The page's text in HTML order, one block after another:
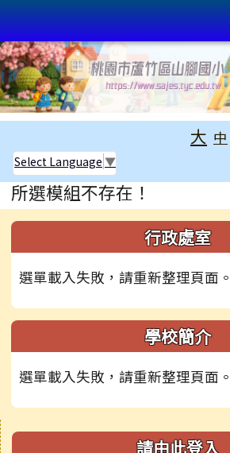
跳至主內容區
桃園市蘆竹區山腳國小
導覽列
大 中
Select Language ▼
主內容區域
所選模組不存在！
左邊區域內容 行政處室
選單載入失敗，請重新整理頁面。
學校簡介
選單載入失敗，請重新整理頁面。
右邊區域內容 請由此登入
頁尾區域